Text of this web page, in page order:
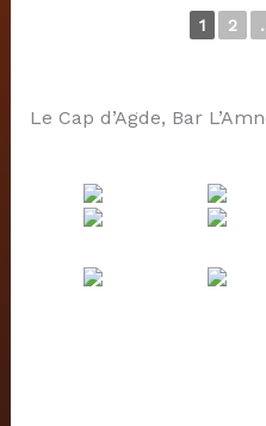
1 2
Le Cap d’Agde, Bar